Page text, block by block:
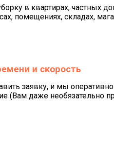
в квартирах, частных
помещениях, складах,
и скорость
заявку, и мы
(Вам даже необязательно